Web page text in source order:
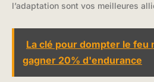
l’adaptation sont vos meilleures
La clé pour dompter le feu
gagner 20% d'endurance